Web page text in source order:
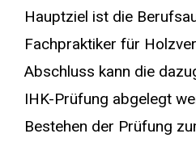
Hauptziel ist die
Fachpraktiker für
Abschluss kann die
IHK-Prüfung abgelegt
Bestehen der Prüfung